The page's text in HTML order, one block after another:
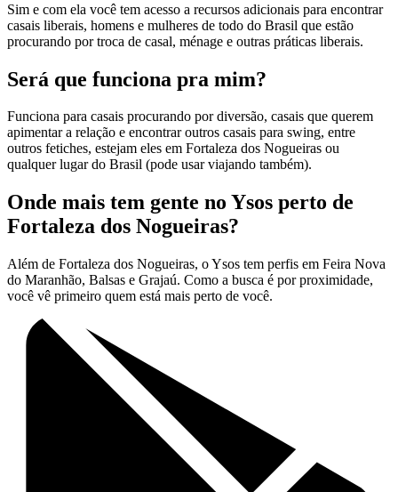
Sim e com ela você tem acesso a recursos adicionais para encontrar
casais liberais, homens e mulheres de todo do Brasil que estão
procurando por troca de casal, ménage e outras práticas liberais.
Será que funciona pra mim?
Funciona para casais procurando por diversão, casais que querem
apimentar a relação e encontrar outros casais para swing, entre
outros fetiches, estejam eles em Fortaleza dos Nogueiras ou
qualquer lugar do Brasil (pode usar viajando também).
Onde mais tem gente no Ysos perto de
Fortaleza dos Nogueiras?
Além de Fortaleza dos Nogueiras, o Ysos tem perfis em Feira Nova
do Maranhão, Balsas e Grajaú. Como a busca é por proximidade,
você vê primeiro quem está mais perto de você.